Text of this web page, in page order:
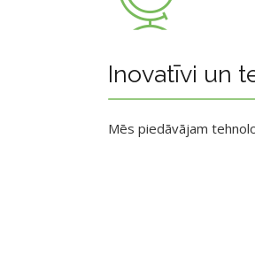
Inovatīvi un
Mēs piedāvājam